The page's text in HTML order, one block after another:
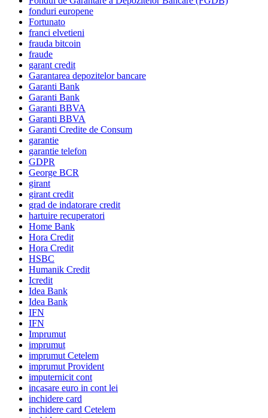
fonduri europene
Fortunato
franci elvetieni
frauda bitcoin
fraude
garant credit
Garantarea depozitelor bancare
Garanti Bank
Garanti Bank
Garanti BBVA
Garanti BBVA
Garanti Credite de Consum
garantie
garantie telefon
GDPR
George BCR
girant
girant credit
grad de indatorare credit
hartuire recuperatori
Home Bank
Hora Credit
Hora Credit
HSBC
Humanik Credit
Icredit
Idea Bank
Idea Bank
IFN
IFN
Imprumut
imprumut
imprumut Cetelem
imprumut Provident
imputernicit cont
incasare euro in cont lei
inchidere card
inchidere card Cetelem